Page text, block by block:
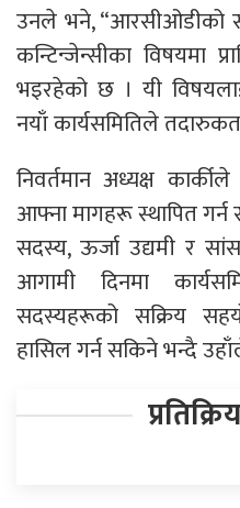
उनले भने, “आरसीओडीको
कन्टिन्जेन्सीका विषयमा
भइरहेको छ । यी
नयाँ कार्यसमितिले
निवर्तमान अध्यक्ष
आफ्ना मागहरू स्थापित गर्न
सदस्य, ऊर्जा उद्यमी र
आगामी दिनमा
सदस्यहरूको सक्रिय
हासिल गर्न सकिने भन्दै